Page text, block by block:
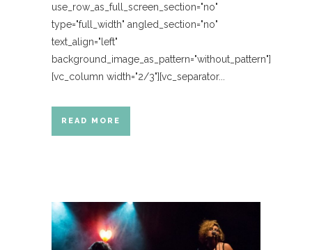
use_row_as_full_screen_section="no"
type="full_width" angled_section="no"
text_align="left"
background_image_as_pattern="without_pattern"]
[vc_column width="2/3"][vc_separator...
READ MORE